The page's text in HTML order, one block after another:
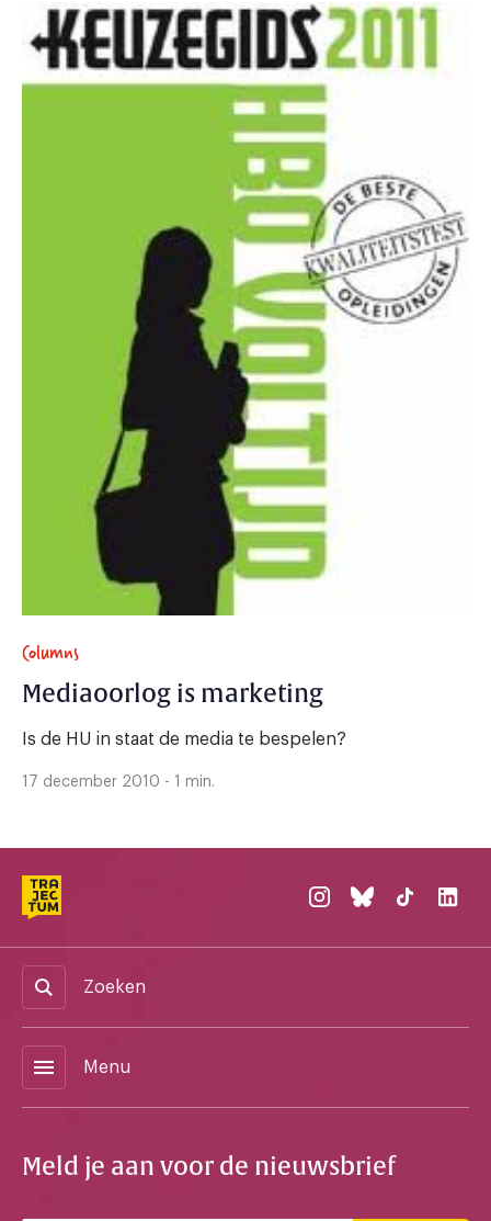
Columns
Mediaoorlog is marketing
Is de HU in staat de media te bespelen?
17 december 2010 - 1 min.
Zoeken
menu Menu
Meld je aan voor de nieuwsbrief